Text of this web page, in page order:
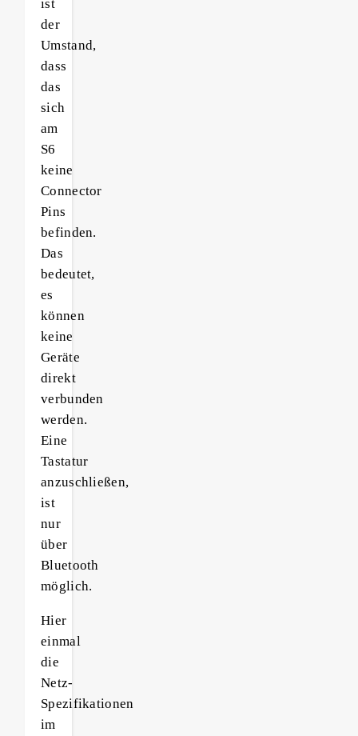
ist
der
Umstand,
dass
das
sich
am
S6
keine
Connector
Pins
befinden.
Das
bedeutet,
es
können
keine
Geräte
direkt
verbunden
werden.
Eine
Tastatur
anzuschließen,
ist
nur
über
Bluetooth
möglich.
Hier
einmal
die
Netz-
Spezifikationen
im